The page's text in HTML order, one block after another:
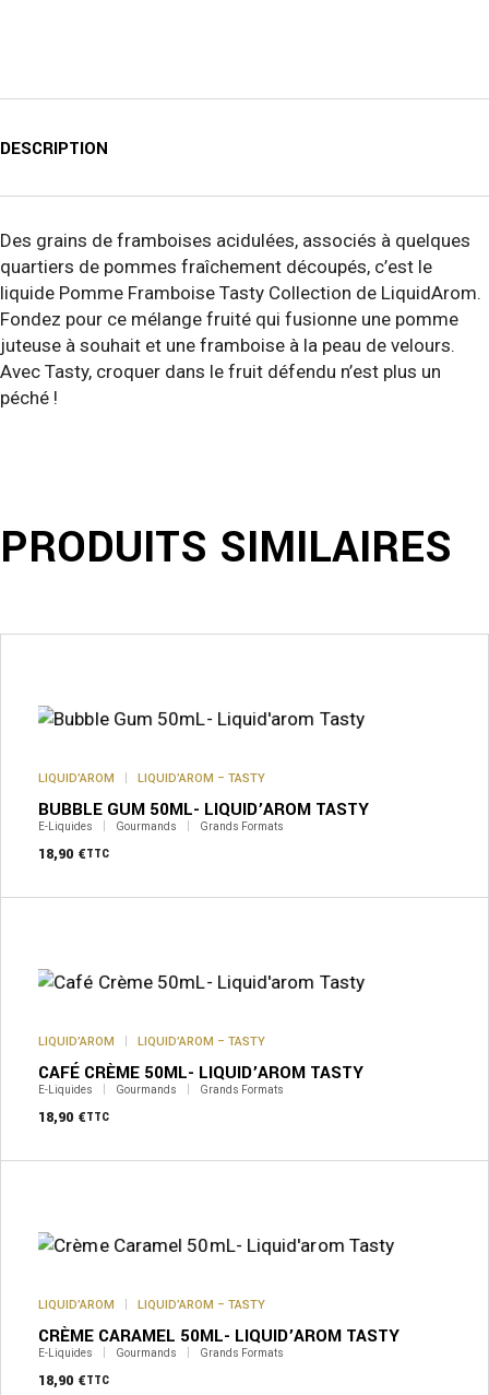
DESCRIPTION
Des grains de framboises acidulées, associés à quelques
quartiers de pommes fraîchement découpés, c’est le
liquide Pomme Framboise Tasty Collection de LiquidArom.
Fondez pour ce mélange fruité qui fusionne une pomme
juteuse à souhait et une framboise à la peau de velours.
Avec Tasty, croquer dans le fruit défendu n’est plus un
péché !
PRODUITS SIMILAIRES
LIQUID’AROM LIQUID’AROM – TASTY
BUBBLE GUM 50ML- LIQUID’AROM TASTY
E-Liquides Gourmands Grands Formats
18,90 €TTC
LIQUID’AROM LIQUID’AROM – TASTY
CAFÉ CRÈME 50ML- LIQUID’AROM TASTY
E-Liquides Gourmands Grands Formats
18,90 €TTC
LIQUID’AROM LIQUID’AROM – TASTY
CRÈME CARAMEL 50ML- LIQUID’AROM TASTY
E-Liquides Gourmands Grands Formats
18,90 €TTC